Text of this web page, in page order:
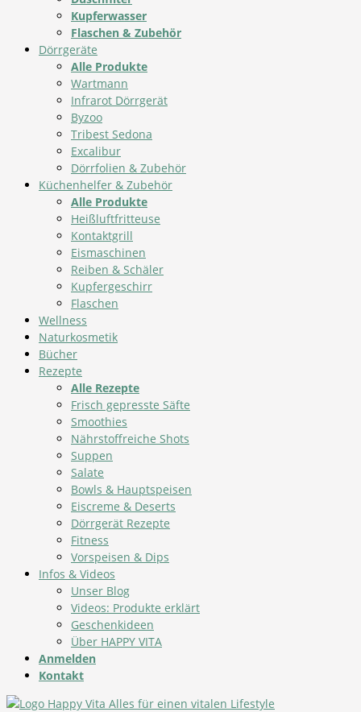
Kupferwasser
Flaschen & Zubehör
Dörrgeräte
Alle Produkte
Wartmann
Infrarot Dörrgerät
Byzoo
Tribest Sedona
Excalibur
Dörrfolien & Zubehör
Küchenhelfer & Zubehör
Alle Produkte
Heißluftfritteuse
Kontaktgrill
Eismaschinen
Reiben & Schäler
Kupfergeschirr
Flaschen
Wellness
Naturkosmetik
Bücher
Rezepte
Alle Rezepte
Frisch gepresste Säfte
Smoothies
Nährstoffreiche Shots
Suppen
Salate
Bowls & Hauptspeisen
Eiscreme & Deserts
Dörrgerät Rezepte
Fitness
Vorspeisen & Dips
Infos & Videos
Unser Blog
Videos: Produkte erklärt
Geschenkideen
Über HAPPY VITA
Anmelden
Kontakt